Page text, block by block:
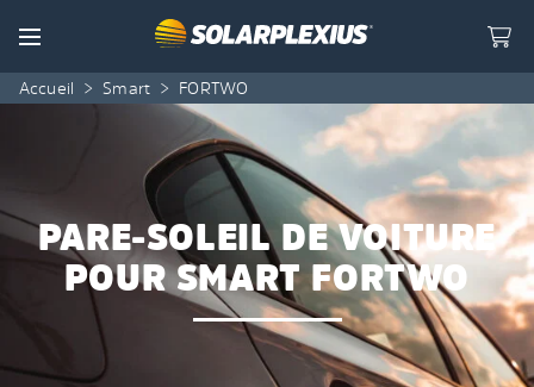
Menu
Accueil > Smart > FORTWO
PARE-SOLEIL DE VOITURE
POUR SMART FORTWO